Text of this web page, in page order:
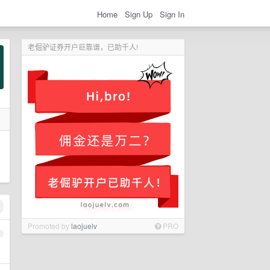
Home Sign Up Sign In
老倔驴证券开户巨靠谱，已助千人!
Promoted bylaojuelv PRO